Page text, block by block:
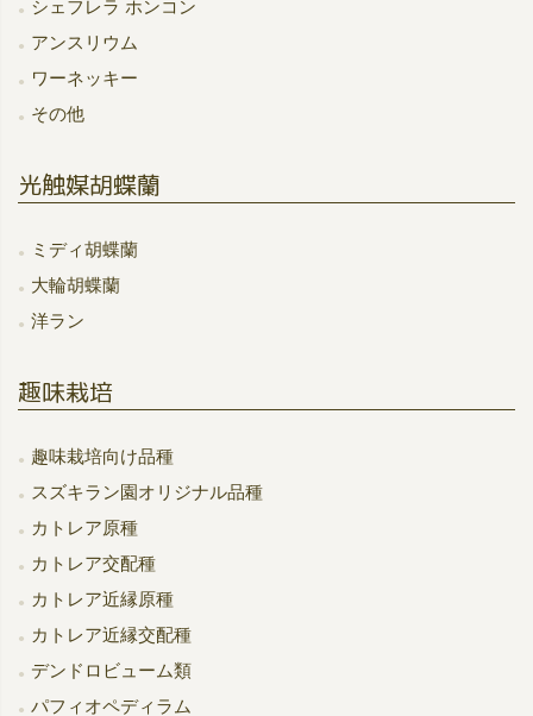
シェフレラ ホンコン
アンスリウム
ワーネッキー
その他
光触媒胡蝶蘭
ミディ胡蝶蘭
大輪胡蝶蘭
洋ラン
趣味栽培
趣味栽培向け品種
スズキラン園オリジナル品種
カトレア原種
カトレア交配種
カトレア近縁原種
カトレア近縁交配種
デンドロビューム類
パフィオペディラム